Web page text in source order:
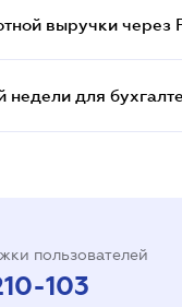
выручки
недели для
пользователей
103